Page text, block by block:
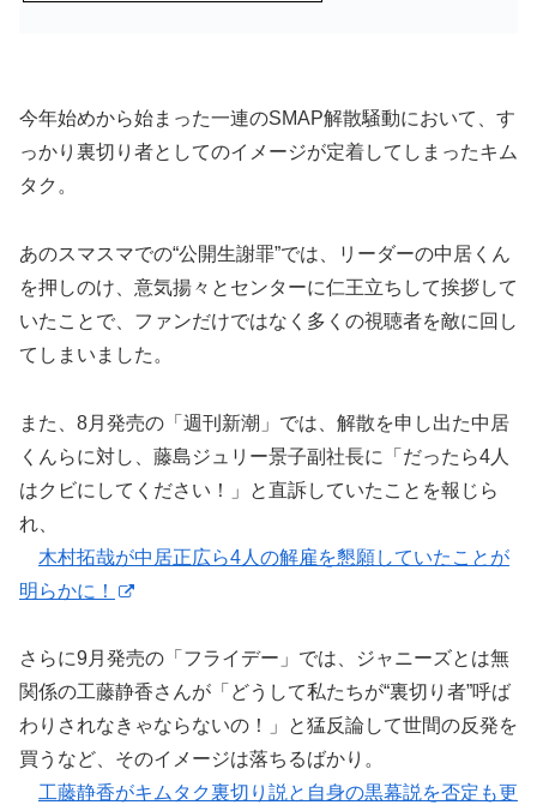
今年始めから始まった一連のSMAP解散騒動において、す
っかり裏切り者としてのイメージが定着してしまったキム
タク。
あのスマスマでの“公開生謝罪”では、リーダーの中居くん
を押しのけ、意気揚々とセンターに仁王立ちして挨拶して
いたことで、ファンだけではなく多くの視聴者を敵に回し
てしまいました。
また、8月発売の「週刊新潮」では、解散を申し出た中居
くんらに対し、藤島ジュリー景子副社長に「だったら4人
はクビにしてください！」と直訴していたことを報じら
れ、
木村拓哉が中居正広ら4人の解雇を懇願していたことが
明らかに！
さらに9月発売の「フライデー」では、ジャニーズとは無
関係の工藤静香さんが「どうして私たちが“裏切り者”呼ば
わりされなきゃならないの！」と猛反論して世間の反発を
買うなど、そのイメージは落ちるばかり。
工藤静香がキムタク裏切り説と自身の黒幕説を否定も更